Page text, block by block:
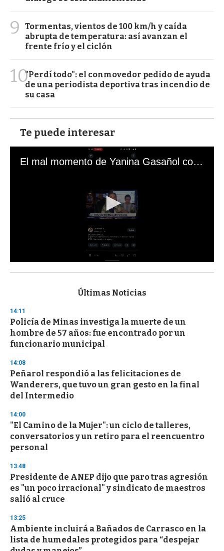
9
Tormentas, vientos de 100 km/h y caída
abrupta de temperatura: así avanzan el
frente frío y el ciclón
10"Perdí todo": el conmovedor pedido de ayuda
de una periodista deportiva tras incendio de
su casa
Te puede interesar
El mal momento de Yanina Gasañol con un hincha argentino en "Subrayado"
s
d
s
o
f
3
s
e
c
o
n
Últimas Noticias
14:11
Policía de Minas investiga la muerte de un
hombre de 57 años: fue encontrado por un
funcionario municipal
14:08
Peñarol respondió a las felicitaciones de
Wanderers, que tuvo un gran gesto en la final
del Intermedio
14:00
"El Camino de la Mujer": un ciclo de talleres,
conversatorios y un retiro para el reencuentro
personal
13:48
Presidente de ANEP dijo que paro tras agresión
es "un poco irracional" y sindicato de maestros
salió al cruce
13:25
Ambiente incluirá a Bañados de Carrasco en la
lista de humedales protegidos para “despejar